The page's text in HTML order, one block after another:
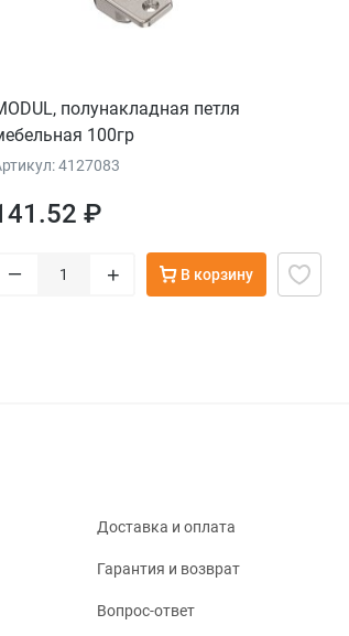
полунакладная петля
100гр
4127083
₽
– + В корзину
Доставка и оплата
Гарантия и возврат
Вопрос-ответ